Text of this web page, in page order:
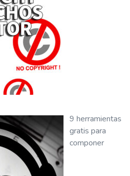
9 herramientas
gratis para
componer